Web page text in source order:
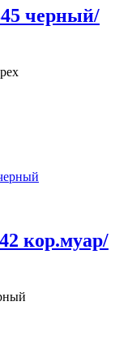
черный/
кор.муар/